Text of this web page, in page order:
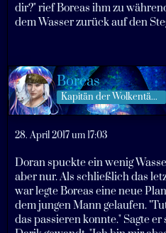
dir?" rief Boreas ihm zu
dem Wasser zurück auf den
Boreas
Kapitän der Wolkentänzer
28. April 2017 um 17:03
Doran spuckte ein wenig
aber nur. Als schließlich das
war legte Boreas eine neue
dem jungen Mann gelaufen.
das passieren konnte." Sagte